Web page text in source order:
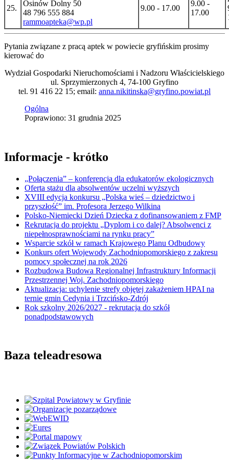
25.
Osinów Dolny 50
48 796 555 884
rammoapteka@wp.pl
9.00 - 17.00
9.00 -
17.00
Pytania związane z pracą aptek w powiecie gryfińskim prosimy
kierować do
Wydział Gospodarki Nieruchomościami i Nadzoru Właścicielskiego
ul. Sprzymierzonych 4, 74-100 Gryfino
tel. 91 416 22 15; email: anna.nikitinska@gryfino.powiat.pl
Ogólna
Poprawiono: 31 grudnia 2025
Informacje - krótko
„Połączenia” – konferencja dla edukatorów ekologicznych
Oferta stażu dla absolwentów uczelni wyższych
XVIII edycja konkursu „Polska wieś – dziedzictwo i
przyszłość” im. Profesora Jerzego Wilkina
Polsko-Niemiecki Dzień Dziecka z dofinansowaniem z FMP
Rekrutacja do projektu „Dyplom i co dalej? Absolwenci z
niepełnosprawnościami na rynku pracy”
Wsparcie szkół w ramach Krajowego Planu Odbudowy
Konkurs ofert Wojewody Zachodniopomorskiego z zakresu
pomocy społecznej na rok 2026
Rozbudowa Budowa Regionalnej Infrastruktury Informacji
Przestrzennej Woj. Zachodniopomorskiego
Aktualizacja: uchylenie strefy objętej zakażeniem HPAI na
ternie gmin Cedynia i Trzcińsko-Zdrój
Rok szkolny 2026/2027 - rekrutacja do szkół
ponadpodstawowych
Baza teleadresowa